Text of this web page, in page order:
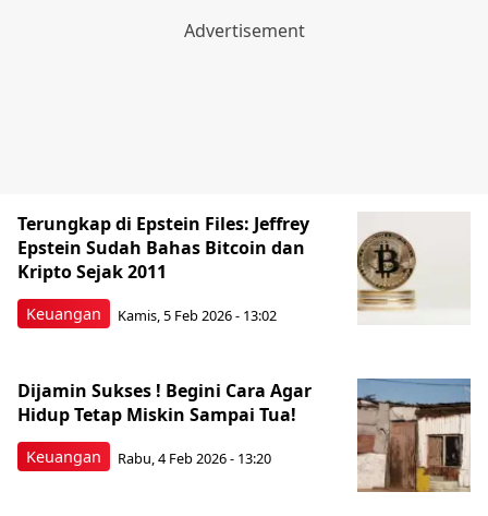
Keuangan
Terungkap di Epstein Files: Jeffrey
Epstein Sudah Bahas Bitcoin dan
Kripto Sejak 2011
Kamis, 5 Feb 2026 - 13:02
Keuangan
Dijamin Sukses ! Begini Cara Agar
Hidup Tetap Miskin Sampai Tua! ‎
Rabu, 4 Feb 2026 - 13:20